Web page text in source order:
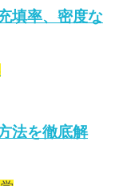
填率、密度な
法を徹底解